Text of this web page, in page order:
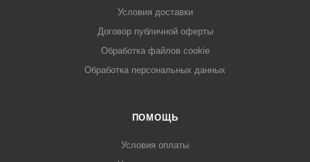
Условия доставки
Договор публичной оферты
Обработка файлов cookie
Обработка персональных данных
ПОМОЩЬ
Условия оплаты